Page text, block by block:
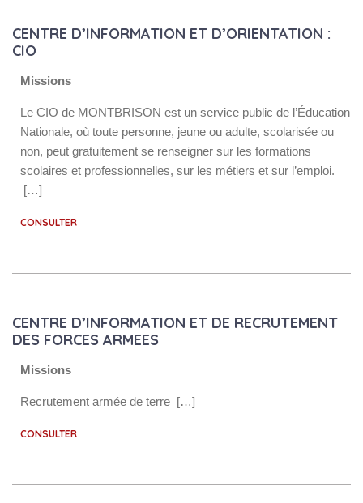
CENTRE D’INFORMATION ET D’ORIENTATION :
CIO
Missions
Le CIO de MONTBRISON est un service public de l’Éducation
Nationale, où toute personne, jeune ou adulte, scolarisée ou
non, peut gratuitement se renseigner sur les formations
scolaires et professionnelles, sur les métiers et sur l’emploi.
[…]
CONSULTER
CENTRE D’INFORMATION ET DE RECRUTEMENT
DES FORCES ARMEES
Missions
Recrutement armée de terre […]
CONSULTER